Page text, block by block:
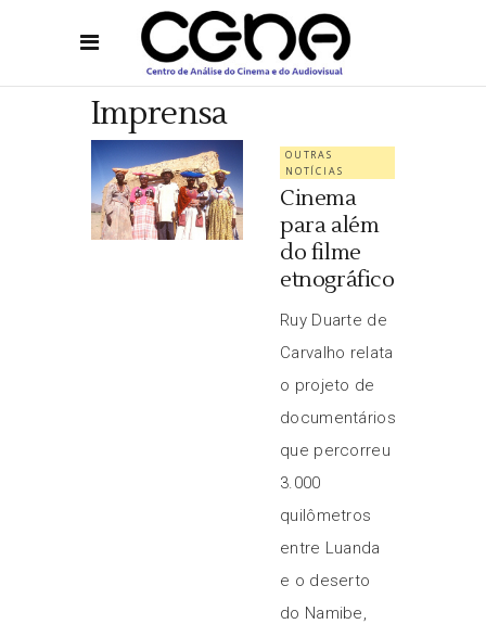
Imprensa
OUTRAS
NOTÍCIAS
Cinema
para além
do filme
etnográfico
Ruy Duarte de
Carvalho relata
o projeto de
documentários
que percorreu
3.000
quilômetros
entre Luanda
e o deserto
do Namibe,